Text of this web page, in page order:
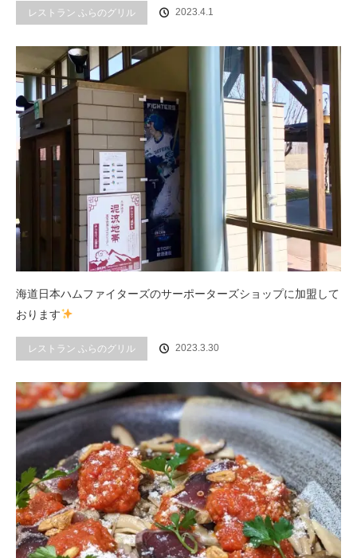
レストラン ふらのグリル 2023.4.1
海道日本ハムファイターズのサーポーターズショップに加盟して
おります
レストラン ふらのグリル 2023.3.30